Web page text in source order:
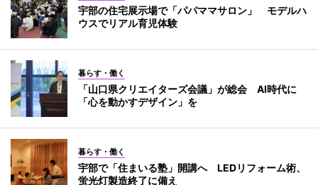
宇部の住宅展示場で「パパママサロン」 モデルハ
ウスでリアル育児体験
暮らす・働く
「山口県クリエイターズ会議」が総会 AI時代に
「心を動かすデザイン」を
暮らす・働く
宇部で「住まいる塾」開講へ LEDリフォーム術、
蛍光灯製造終了に備え